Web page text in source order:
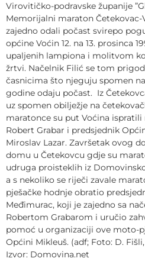
Virovitičko-podravske županije
Memorijalni maraton Četekovac-
zajedno odali počast svirepo
općine Voćin 12. na 13. prosinca
upaljenih lampiona i molitvom
žrtvi. Načelnik Filić se tom
časnicima što njeguju spomen
godine odaju počast. Iz
uz spomen obilježje na
maratonce su put Voćina
Robert Grabar i predsjednik
Miroslav Lazar. Završetak ovog
domu u Četekovcu gdje su
udruga proisteklih iz
a s nekoliko se riječi zavale
pješačke hodnje obratio
Međimurac, koji je zajedno sa
Robertom Grabarom i uručio
pomoć u organizaciji ove moto-
Općini Mikleuš. (adf; Foto: D.
Izvor: Domovina.net